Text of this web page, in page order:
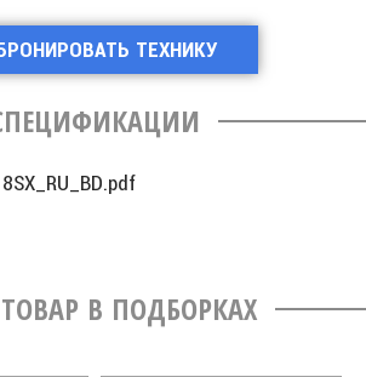
ТЕХНИКУ
В ПОДБОРКАХ